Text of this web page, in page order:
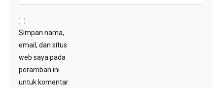
Simpan nama,
email, dan situs
web saya pada
peramban ini
untuk komentar